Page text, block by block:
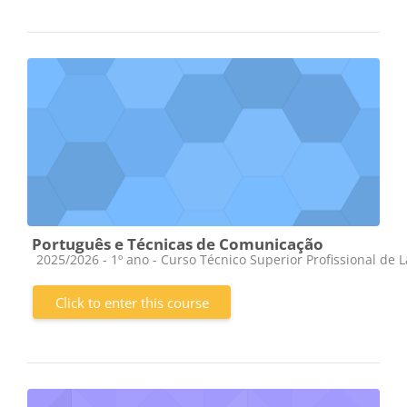
Português e Técnicas de Comunicação
Course category
2025/2026 - 1º ano - Curso Técnico Superior Profissional de
Click to enter this course